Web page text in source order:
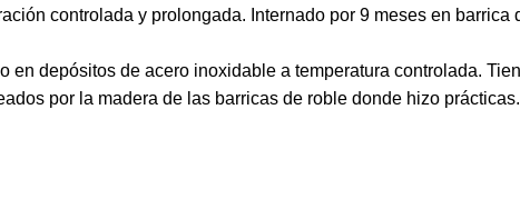
controlada y prolongada. Internado por 9 meses en barrica
depósitos de acero inoxidable a temperatura controlada.
por la madera de las barricas de roble donde hizo prácticas.